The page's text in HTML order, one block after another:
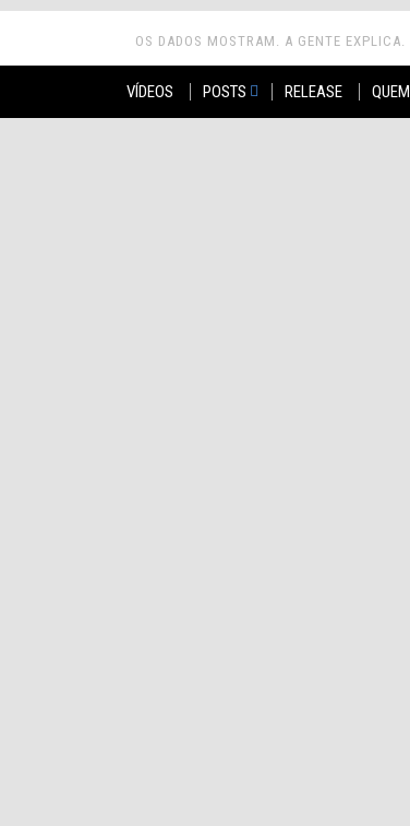
OS DADOS MOSTRAM. A GENTE EXPLICA.
VÍDEOS POSTS RELEASE QUEM